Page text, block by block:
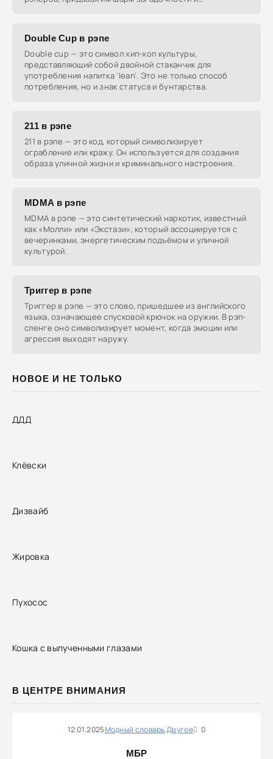
НОВОЕ И НЕ ТОЛЬКО
ДДД
Клёвски
Дизвайб
Жировка
Пухосос
Кошка с выпученными глазами
В ЦЕНТРЕ ВНИМАНИЯ
12.01.2025Модный словарьДругое 0
МБР
Double Cup в рэпе
Double cup — это символ хип-хоп культуры,
представляющий собой двойной стаканчик для
употребления напитка 'lean'. Это не только способ
потребления, но и знак статуса и бунтарства.
211 в рэпе
211 в рэпе — это код, который символизирует
ограбление или кражу. Он используется для создания
образа уличной жизни и криминального настроения.
MDMA в рэпе
MDMA в рэпе — это синтетический наркотик, известный
как «Молли» или «Экстази», который ассоциируется с
вечеринками, энергетическим подъёмом и уличной
культурой.
Триггер в рэпе
Триггер в рэпе — это слово, пришедшее из английского
языка, означающее спусковой крючок на оружии. В рэп-
сленге оно символизирует момент, когда эмоции или
агрессия выходят наружу.